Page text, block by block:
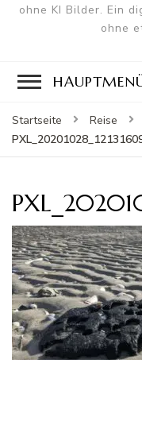
ohne KI Bilder. Ein
ohne
Startseite Reise